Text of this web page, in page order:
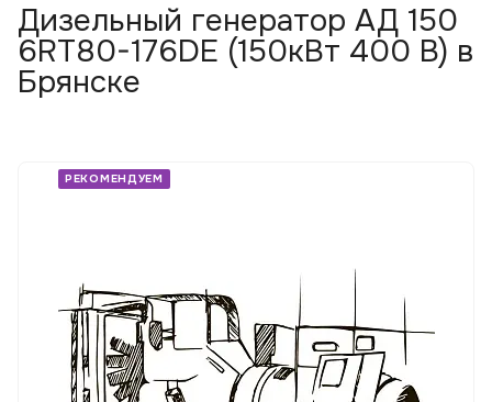
Дизельный генератор АД 150
6RT80-176DE (150кВт 400 В) в
Брянске
РЕКОМЕНДУЕМ